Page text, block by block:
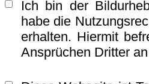
Ich bin der
habe die
erhalten. Hiermit
Ansprüchen Dritter